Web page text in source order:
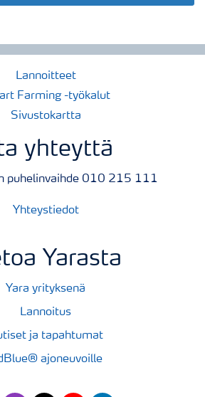
Lannoitteet
Farming -työkalut
Sivustokartta
yhteyttä
puhelinvaihde 010 215 111
Yhteystiedot
Yarasta
Yara yrityksenä
Lannoitus
ja tapahtumat
ajoneuvoille